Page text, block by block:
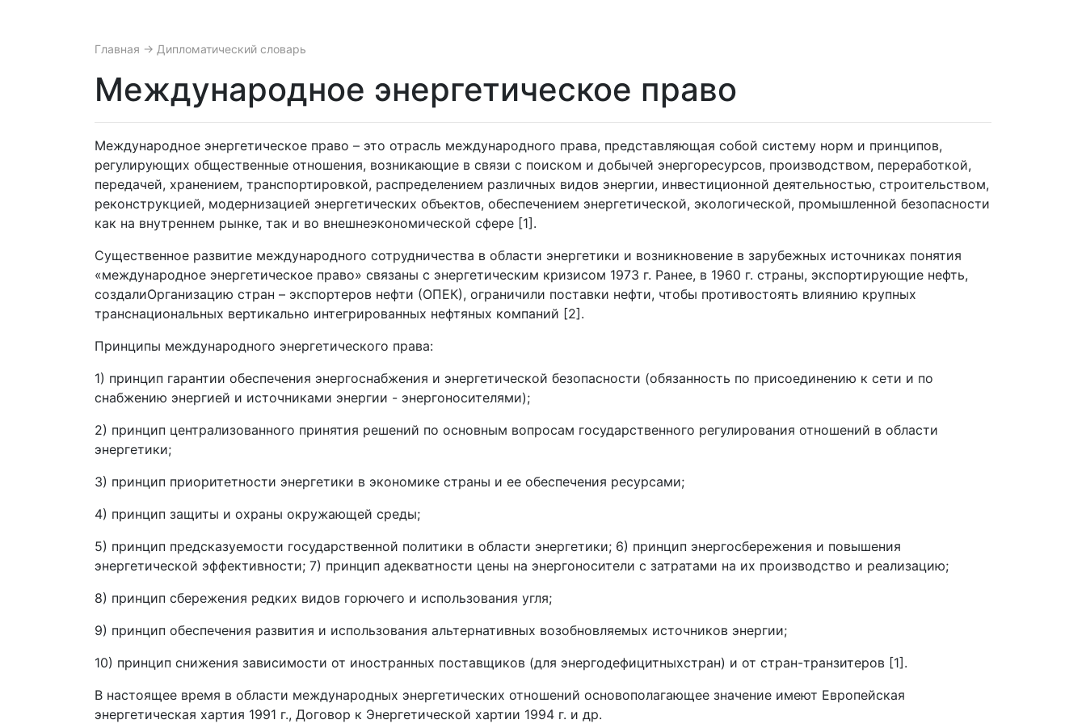
Главная → Дипломатический словарь
Международное энергетическое право
Международное энергетическое право – это отрасль международного права, представляющая собой систему норм и принципов,
регулирующих общественные отношения, возникающие в связи с поиском и добычей энергоресурсов, производством, переработкой,
передачей, хранением, транспортировкой, распределением различных видов энергии, инвестиционной деятельностью, строительством,
реконструкцией, модернизацией энергетических объектов, обеспечением энергетической, экологической, промышленной безопасности
как на внутреннем рынке, так и во внешнеэкономической сфере [1].
Существенное развитие международного сотрудничества в области энергетики и возникновение в зарубежных источниках понятия
«международное энергетическое право» связаны с энергетическим кризисом 1973 г. Ранее, в 1960 г. страны, экспортирующие нефть,
создалиОрганизацию стран – экспортеров нефти (ОПЕК), ограничили поставки нефти, чтобы противостоять влиянию крупных
транснациональных вертикально интегрированных нефтяных компаний [2].
Принципы международного энергетического права:
1) принцип гарантии обеспечения энергоснабжения и энергетической безопасности (обязанность по присоединению к сети и по
снабжению энергией и источниками энергии - энергоносителями);
2) принцип централизованного принятия решений по основным вопросам государственного регулирования отношений в области
энергетики;
3) принцип приоритетности энергетики в экономике страны и ее обеспечения ресурсами;
4) принцип защиты и охраны окружающей среды;
5) принцип предсказуемости государственной политики в области энергетики; 6) принцип энергосбережения и повышения
энергетической эффективности; 7) принцип адекватности цены на энергоносители с затратами на их производство и реализацию;
8) принцип сбережения редких видов горючего и использования угля;
9) принцип обеспечения развития и использования альтернативных возобновляемых источников энергии;
10) принцип снижения зависимости от иностранных поставщиков (для энергодефицитныхстран) и от стран-транзитеров [1].
В настоящее время в области международных энергетических отношений основополагающее значение имеют Европейская
энергетическая хартия 1991 г., Договор к Энергетической хартии 1994 г. и др.